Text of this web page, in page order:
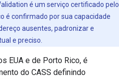
é um serviço certificado pelo
é confirmado por sua capacidade
ausentes, padronizar e
e preciso.
EUA e de Porto Rico, é
do CASS definindo